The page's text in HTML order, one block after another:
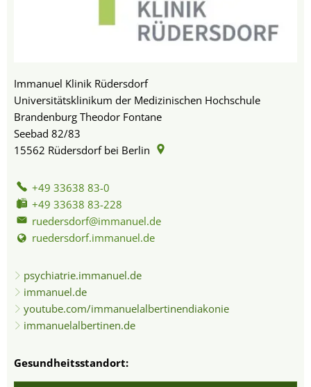
Immanuel Klinik Rüdersdorf
Universitätsklinikum der Medizinischen Hochschule
Brandenburg Theodor Fontane
Seebad 82/83
15562 Rüdersdorf bei Berlin
+49 33638 83-0
+49 33638 83-228
ruedersdorf@immanuel.de
ruedersdorf.immanuel.de
psychiatrie.immanuel.de
immanuel.de
youtube.com/immanuelalbertinendiakonie
immanuelalbertinen.de
Gesundheitsstandort: